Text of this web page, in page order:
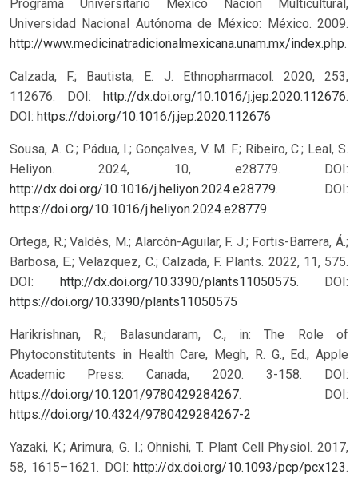
Programa Universitario México Nación Multicultural,
Universidad Nacional Autónoma de México: México. 2009.
http://www.medicinatradicionalmexicana.unam.mx/index.php.
Calzada, F.; Bautista, E. J. Ethnopharmacol. 2020, 253,
112676. DOI: http://dx.doi.org/10.1016/j.jep.2020.112676.
DOI: https://doi.org/10.1016/j.jep.2020.112676
Sousa, A. C.; Pádua, I.; Gonçalves, V. M. F.; Ribeiro, C.; Leal, S.
Heliyon. 2024, 10, e28779. DOI:
http://dx.doi.org/10.1016/j.heliyon.2024.e28779. DOI:
https://doi.org/10.1016/j.heliyon.2024.e28779
Ortega, R.; Valdés, M.; Alarcón-Aguilar, F. J.; Fortis-Barrera, Á.;
Barbosa, E.; Velazquez, C.; Calzada, F. Plants. 2022, 11, 575.
DOI: http://dx.doi.org/10.3390/plants11050575. DOI:
https://doi.org/10.3390/plants11050575
Harikrishnan, R.; Balasundaram, C., in: The Role of
Phytoconstitutents in Health Care, Megh, R. G., Ed., Apple
Academic Press: Canada, 2020. 3-158. DOI:
https://doi.org/10.1201/9780429284267. DOI:
https://doi.org/10.4324/9780429284267-2
Yazaki, K.; Arimura, G. I.; Ohnishi, T. Plant Cell Physiol. 2017,
58, 1615–1621. DOI: http://dx.doi.org/10.1093/pcp/pcx123.